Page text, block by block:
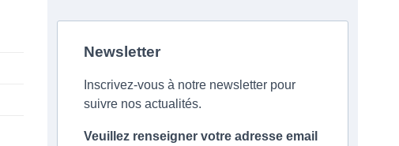
Newsletter
Inscrivez-vous à notre newsletter pour
suivre nos actualités.
Veuillez renseigner votre adresse email